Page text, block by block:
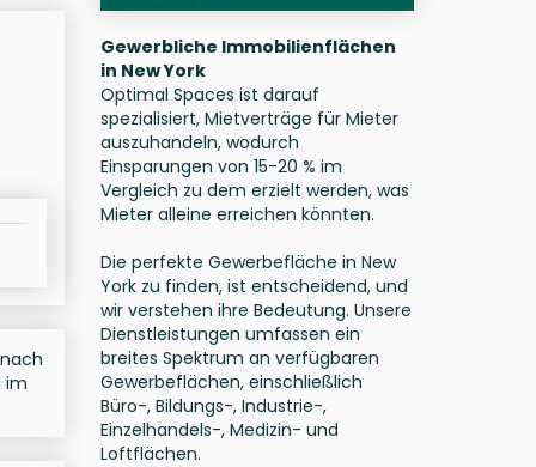
im
Gewerbliche Immobilienflächen
in New York
Optimal Spaces ist darauf
spezialisiert, Mietverträge für Mieter
auszuhandeln, wodurch
Einsparungen von 15-20 % im
Vergleich zu dem erzielt werden, was
Mieter alleine erreichen könnten.
Die perfekte Gewerbefläche in New
York zu finden, ist entscheidend, und
wir verstehen ihre Bedeutung. Unsere
Dienstleistungen umfassen ein
breites Spektrum an verfügbaren
Gewerbeflächen, einschließlich
Büro-, Bildungs-, Industrie-,
Einzelhandels-, Medizin- und
Loftflächen.